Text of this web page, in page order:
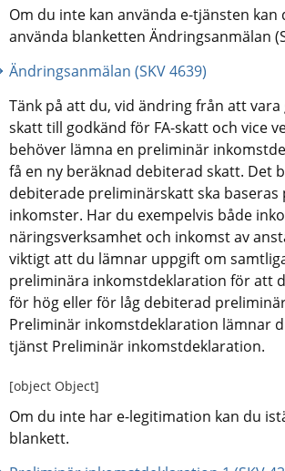
Om du inte kan använda e-tjänsten kan
använda blanketten Ändringsanmälan
Ändringsanmälan (SKV 4639)
Tänk på att du, vid ändring från att vara
skatt till godkänd för FA-skatt och vice
behöver lämna en preliminär
få en ny beräknad debiterad skatt. Det
debiterade preliminärskatt ska baseras
inkomster. Har du exempelvis både
näringsverksamhet och inkomst av
viktigt att du lämnar uppgift om
preliminära inkomstdeklaration för att
för hög eller för låg debiterad
Preliminär inkomstdeklaration lämnar
tjänst Preliminär inkomstdeklaration.
[object Object]
Om du inte har e-legitimation kan du
blankett.